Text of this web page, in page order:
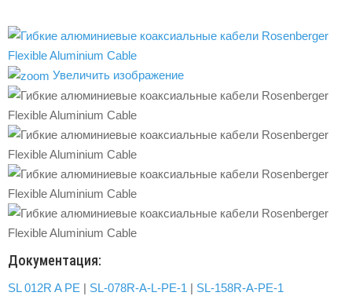
Увеличить изображение
Документация:
SL 012R A PE | SL-078R-A-L-PE-1 | SL-158R-A-PE-1